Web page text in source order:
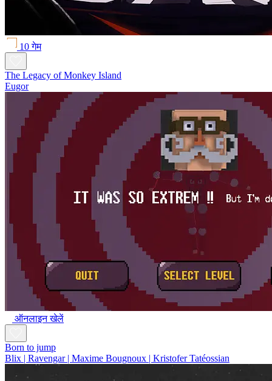
10 गेम
The Legacy of Monkey Island
Eugor
ऑनलाइन खेलें
Born to jump
Blix | Ravengar | Maxime Bougnoux | Kristofer Tatéossian